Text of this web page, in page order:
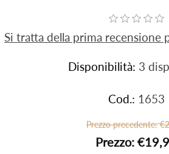
Si tratta della prima recensione
Disponibilità: 3
Cod.: 1653
Prezzo precedente:
Prezzo: